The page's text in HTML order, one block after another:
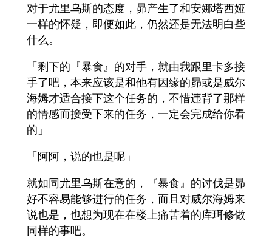
对于尤里乌斯的态度，昴产生了和安娜塔西娅
一样的怀疑，即便如此，仍然还是无法明白些
什么。
「剩下的『暴食』的对手，就由我跟里卡多接
手了吧，本来应该是和他有因缘的昴或是威尔
海姆才适合接下这个任务的，不惜违背了那样
的情感而接受下来的任务，一定会完成给你看
的」
「阿阿，说的也是呢」
就如同尤里乌斯在意的，『暴食』的讨伐是昴
好不容易能够进行的任务，而且对威尔海姆来
说也是，也想为现在在楼上痛苦着的库珥修做
同样的事吧。